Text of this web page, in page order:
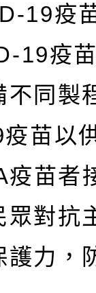
19疫
19疫
不同製
苗以
疫苗者
眾對抗
護力，